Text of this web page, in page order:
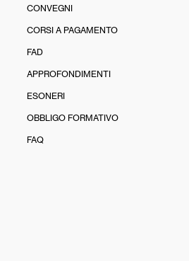
CONVEGNI
CORSI A PAGAMENTO
FAD
APPROFONDIMENTI
ESONERI
OBBLIGO FORMATIVO
FAQ